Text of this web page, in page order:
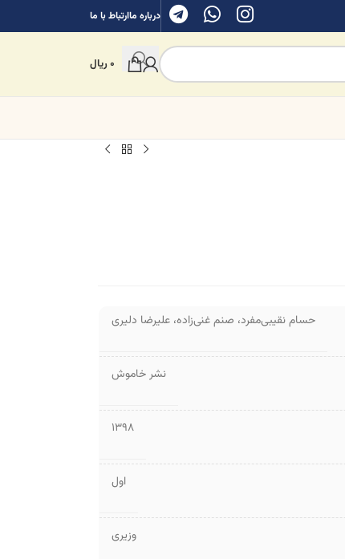
درباره ماارتباط با ما
0ریال
حسام نقیبی‌مفرد، صنم غنی‌زاده،علیرضا دلیری
نشر خاموش
1398
اول
وزیری